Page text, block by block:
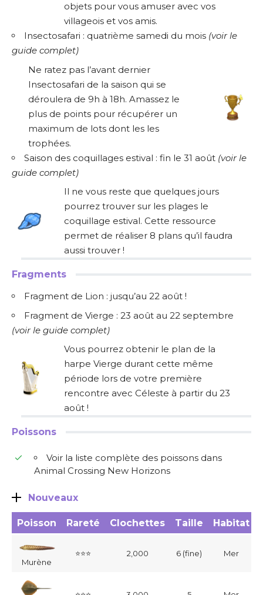
objets pour vous amuser avec vos
villageois et vos amis.
Insectosafari : quatrième samedi du mois (voir le
guide complet)
Ne ratez pas l’avant dernier
Insectosafari de la saison qui se
déroulera de 9h à 18h. Amassez le
plus de points pour récupérer un
maximum de lots dont les les
trophées.
Saison des coquillages estival : fin le 31 août (voir le
guide complet)
Il ne vous reste que quelques jours
pourrez trouver sur les plages le
coquillage estival. Cette ressource
permet de réaliser 8 plans qu’il faudra
aussi trouver !
Fragments
Fragment de Lion : jusqu’au 22 août !
Fragment de Vierge : 23 août au 22 septembre
(voir le guide complet)
Vous pourrez obtenir le plan de la
harpe Vierge durant cette même
période lors de votre première
rencontre avec Céleste à partir du 23
août !
Poissons
Voir la liste complète des poissons dans
Animal Crossing New Horizons
Nouveaux
Poisson Rareté Clochettes Taille Habitat
Murène
⭐⭐⭐ 2,000 6 (fine) Mer